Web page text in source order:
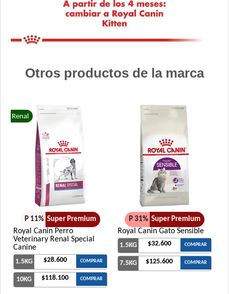
Otros productos de la marca
Renal
P 11% Super Premium
Royal Canin Perro
Veterinary Renal Special
Canine
1.5KG $28.600 COMPRAR
10KG $118.100 COMPRAR
P 31% Super Premium
Royal Canin Gato Sensible
1.5KG $32.600 COMPRAR
7.5KG $125.600 COMPRAR